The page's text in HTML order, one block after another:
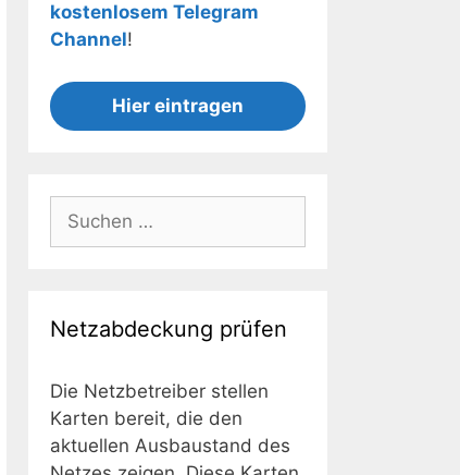
kostenlosem Telegram
Channel!
Hier eintragen
nach:
Netzabdeckung prüfen
Die Netzbetreiber stellen
Karten bereit, die den
aktuellen Ausbaustand des